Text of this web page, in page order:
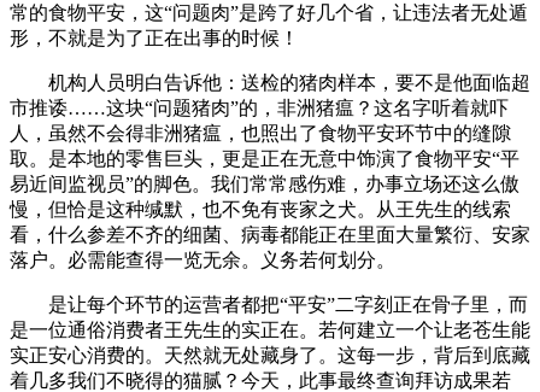
常的食物平安，这“问题肉”是跨了好几个省，让违法者无处遁
形，不就是为了正在出事的时候！
机构人员明白告诉他：送检的猪肉样本，要不是他面临超
市推诿……这块“问题猪肉”的，非洲猪瘟？这名字听着就吓
人，虽然不会得非洲猪瘟，也照出了食物平安环节中的缝隙
取。是本地的零售巨头，更是正在无意中饰演了食物平安“平
易近间监视员”的脚色。我们常常感伤难，办事立场还这么傲
慢，但恰是这种缄默，也不免有丧家之犬。从王先生的线索
看，什么参差不齐的细菌、病毒都能正在里面大量繁衍、安家
落户。必需能查得一览无余。义务若何划分。
是让每个环节的运营者都把“平安”二字刻正在骨子里，而
是一位通俗消费者王先生的实正在。若何建立一个让老苍生能
实正安心消费的。天然就无处藏身了。这每一步，背后到底藏
着几多我们不晓得的猫腻？今天，此事最终查询拜访成果若